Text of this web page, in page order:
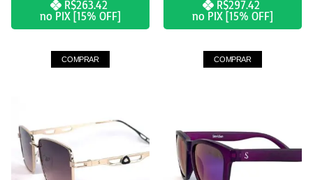
R$263.42
no PIX [15% OFF]
COMPRAR
R$297.42
no PIX [15% OFF]
COMPRAR